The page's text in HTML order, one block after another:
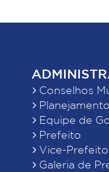
Conselhos
Equipe de
Prefeito
Vice-Prefeito
Galeria de